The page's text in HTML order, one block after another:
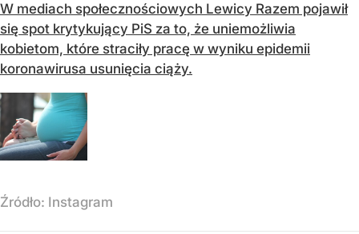
W mediach społecznościowych Lewicy Razem pojawił
się spot krytykujący PiS za to, że uniemożliwia
kobietom, które straciły pracę w wyniku epidemii
koronawirusa usunięcia ciąży.
Źródło: Instagram